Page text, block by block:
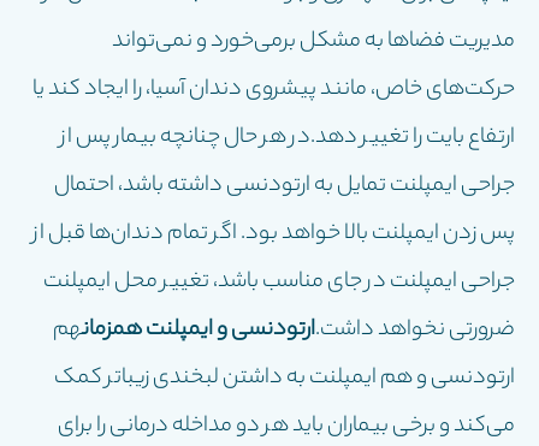
مدیریت فضاها به مشکل برمی‌خورد و نمی‌تواند
حرکت‌های خاص، مانند پیشروی دندان آسیا، را ایجاد کند یا
ارتفاع بایت را تغییر دهد.در هر حال چنانچه بیمار پس از
جراحی ایمپلنت تمایل به ارتودنسی داشته باشد، احتمال
پس زدن ایمپلنت بالا خواهد بود. اگر تمام دندان‌ها قبل از
جراحی ایمپلنت در جای مناسب باشد، تغییر محل ایمپلنت
ضرورتی نخواهد داشت.ارتودنسی و ایمپلنت همزمانهم
ارتودنسی و هم ایمپلنت به داشتن لبخندی زیباتر کمک
می‌کند و برخی بیماران باید هر دو مداخله درمانی را برای